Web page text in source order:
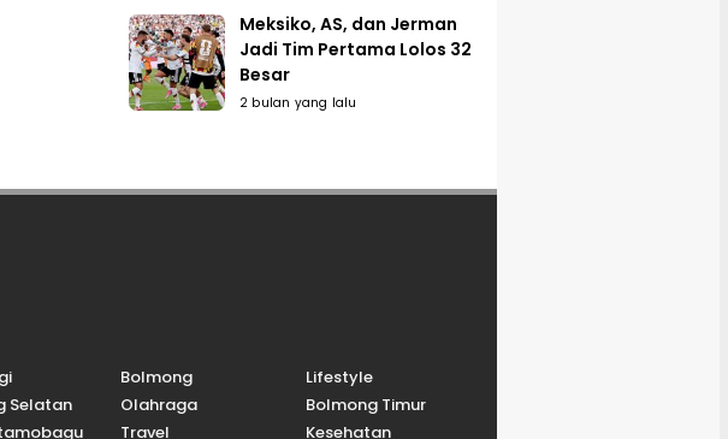
Meksiko, AS, dan Jerman
Jadi Tim Pertama Lolos 32
Besar
2 bulan yang lalu
Bolmong
Lifestyle
Selatan
Olahraga
Bolmong Timur
Travel Kesehatan